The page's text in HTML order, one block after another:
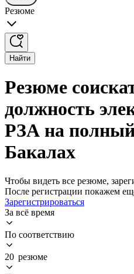
Резюме
Найти
Резюме
должность
РЗА на
Бакалах
Чтобы видеть все резюме,
После регистрации покажем
Зарегистрироваться
За всё время
По соответствию
20 резюме